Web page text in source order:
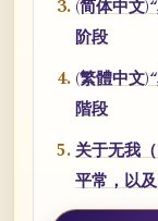
(简体中文
阶段
(繁體中文
階段
关于无我
平常，以